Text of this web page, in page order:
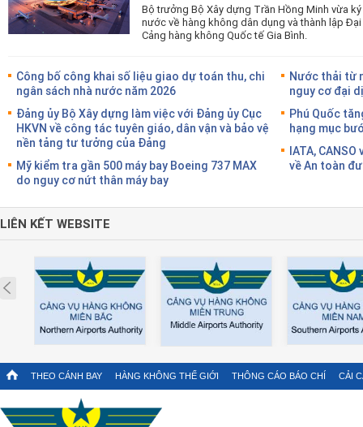
Bộ trưởng Bộ Xây dựng Trần Hồng Minh vừa
nước về hàng không dân dụng và thành lập
Cảng hàng không Quốc tế Gia Bình.
Công bố công khai số liệu giao dự toán thu, chi
ngân sách nhà nước năm 2026
Đảng ủy Bộ Xây dựng làm việc với Đảng ủy Cục
HKVN về công tác tuyên giáo, dân vận và bảo vệ
nền tảng tư tưởng của Đảng
Mỹ kiểm tra gần 500 máy bay Boeing 737 MAX
do nguy cơ nứt thân máy bay
Nước thải từ
nguy cơ đại
Phú Quốc
hạng mục
IATA,
về An toàn
LIÊN KẾT WEBSITE
Prev
THEO CÁNH BAY HÀNG KHÔNG THẾ GIỚI THÔNG CÁO BÁO CHÍ CẢI